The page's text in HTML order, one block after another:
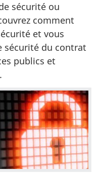
sécurité ou
comment
et vous
sécurité du contrat
publics et